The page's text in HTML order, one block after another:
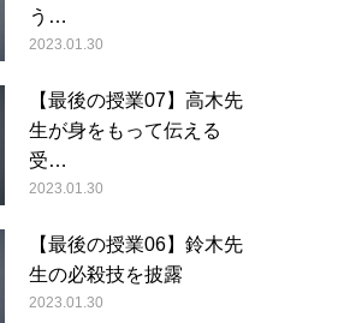
う…
2023.01.30
【最後の授業07】高木先
生が身をもって伝える
受…
2023.01.30
【最後の授業06】鈴木先
生の必殺技を披露
2023.01.30